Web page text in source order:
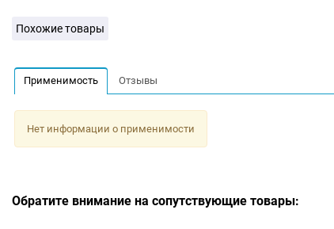
Похожие товары
Применимость Отзывы
Нет информации о применимости
Обратите внимание на сопутствующие товары: